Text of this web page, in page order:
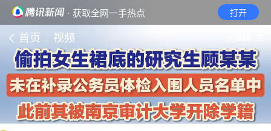
· 获取全网一手热点 打开
首页 视频